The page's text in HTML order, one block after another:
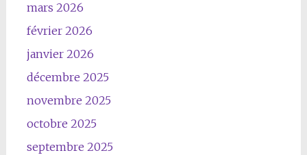
mars 2026
février 2026
janvier 2026
décembre 2025
novembre 2025
octobre 2025
septembre 2025